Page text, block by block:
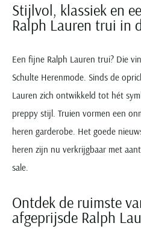
Stijlvol, klassiek en
Ralph Lauren trui in
Een fijne Ralph Lauren trui? Die
Schulte Herenmode. Sinds de
Lauren zich ontwikkeld tot hét
preppy stijl. Truien vormen een
heren garderobe. Het goede
heren zijn nu verkrijgbaar met
sale.
Ontdek de ruimste
afgeprijsde Ralph